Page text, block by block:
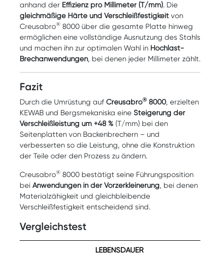
anhand der Effizienz pro Millimeter (T/mm). Die
gleichmäßige Härte und Verschleißfestigkeit von
Creusabro® 8000 über die gesamte Platte hinweg
ermöglichen eine vollständige Ausnutzung des Stahls
und machen ihn zur optimalen Wahl in Hochlast-
Brechanwendungen, bei denen jeder Millimeter zählt.
Fazit
Durch die Umrüstung auf Creusabro® 8000, erzielten
KEWAB und Bergsmekaniska eine Steigerung der
Verschleißleistung um +48 % (T/mm) bei den
Seitenplatten von Backenbrechern – und
verbesserten so die Leistung, ohne die Konstruktion
der Teile oder den Prozess zu ändern.
Creusabro® 8000 bestätigt seine Führungsposition
bei Anwendungen in der Vorzerkleinerung, bei denen
Materialzähigkeit und gleichbleibende
Verschleißfestigkeit entscheidend sind.
Vergleichstest
LEBENSDAUER